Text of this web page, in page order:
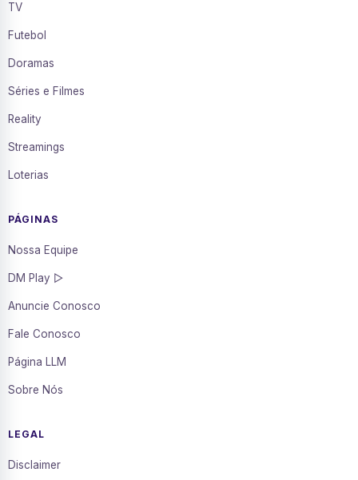
TV
Futebol
Doramas
Séries e Filmes
Reality
Streamings
Loterias
PÁGINAS
Nossa Equipe
DM Play ▷
Anuncie Conosco
Fale Conosco
Página LLM
Sobre Nós
LEGAL
Disclaimer